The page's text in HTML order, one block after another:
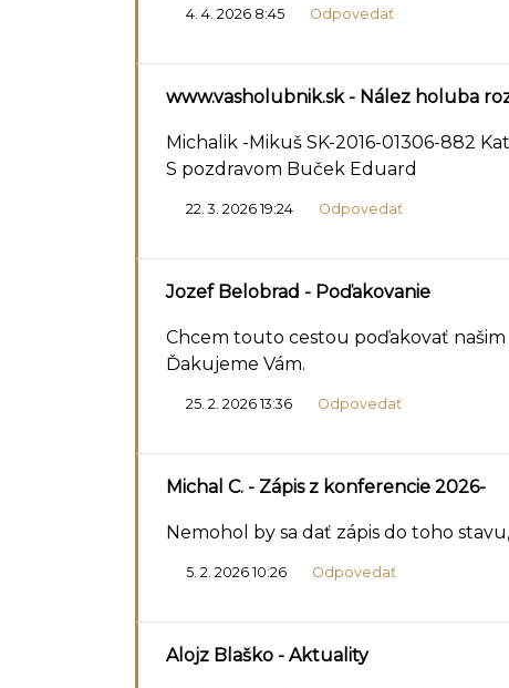
4. 4. 2026 8:45 Odpovedať
www.vasholubnik.sk- Nález holuba
Michalik -Mikuš SK-2016-01306-882
S pozdravom Buček Eduard
22. 3. 2026 19:24 Odpovedať
Jozef Belobrad - Poďakovanie
Chcem touto cestou poďakovať
Ďakujeme Vám.
25. 2. 2026 13:36 Odpovedať
Michal C. - Zápis z konferencie 2026-
Nemohol by sa dať zápis do toho
5. 2. 2026 10:26 Odpovedať
Alojz Blaško - Aktuality